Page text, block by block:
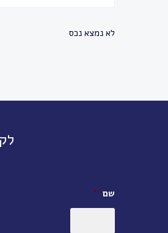
לא נמצא נכס
שם *